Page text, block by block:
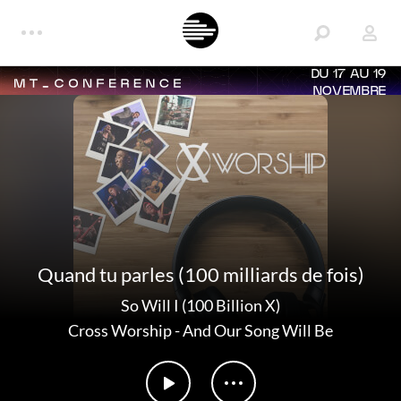
DU 17 AU 19
NOVEMBRE
Quand tu parles (100 milliards de fois)
So Will I (100 Billion X)
Cross Worship-And Our Song Will Be